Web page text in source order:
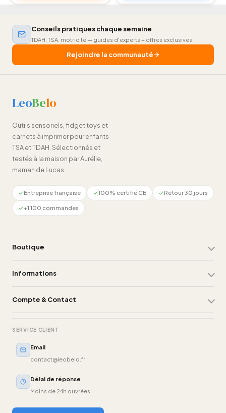
peuvent
être
Conseils pratiques chaque semaine
TDAH, TSA, motricité — guides d'experts + offres exclusives
Rejoindre la communauté
LeoBelo
Outils sensoriels, fidget toys et
carnets à imprimer pour enfants
TSA et TDAH. Sélectionnés et
testés à la maison par Aurélie,
maman de Lucas.
Entreprise française 100% certifié CE
Retour 30 jours
+1 100 commandes
Boutique
Informations
Compte & Contact
SERVICE CLIENT
Email
contact@leobelo.fr
Délai de réponse
Moins de 24h ouvrées